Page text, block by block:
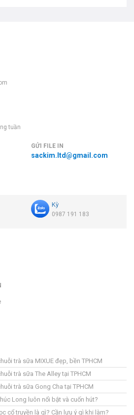
tuần
GỬI FILE IN
sackim.ltd@gmail.com
Kỳ
0987 191 183
trà sữa MIXUE đẹp, bền TPHCM
trà sữa The Alley tại TPHCM
trà sữa Gong Cha tại TPHCM
Long luôn nổi bật và cuốn hút?
cổ truyền là gì? Cần lưu ý gì khi làm?